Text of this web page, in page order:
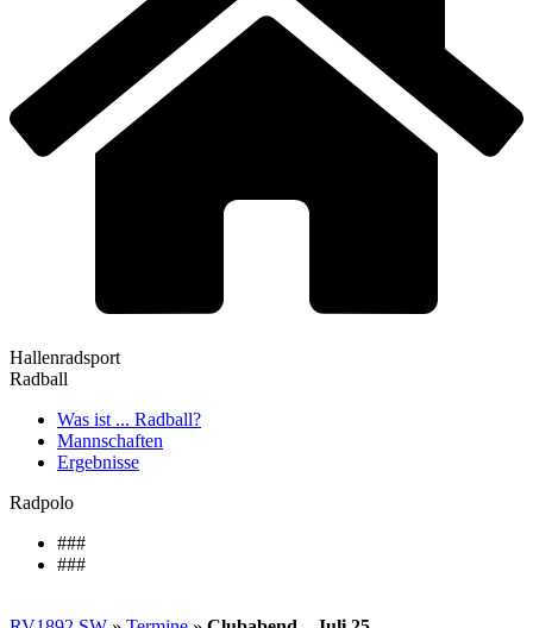
Hallenradsport
Radball
Was ist ... Radball?
Mannschaften
Ergebnisse
Radpolo
###
###